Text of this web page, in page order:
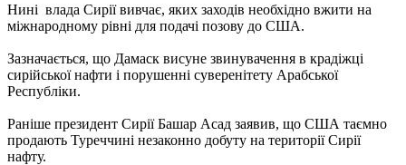
Нині влада Сирії вивчає, яких заходів необхідно вжити на
міжнародному рівні для подачі позову до США.
Зазначається, що Дамаск висуне звинувачення в крадіжці
сирійської нафти і порушенні суверенітету Арабської
Республіки.
Раніше президент Сирії Башар Асад заявив, що США таємно
продають Туреччині незаконно добуту на території Сирії
нафту.